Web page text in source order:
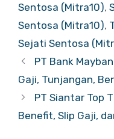
Sentosa (Mitra10),
Sentosa (Mitra10),
Sejati Sentosa
PT Bank
Gaji, Tunjangan,
PT Siantar Top
Benefit, Slip Gaji,